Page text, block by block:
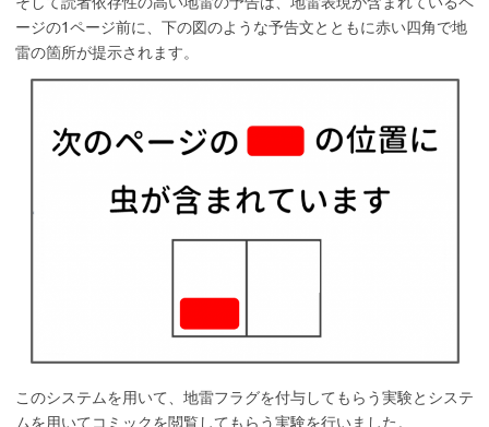
ージの1ページ前に、下の図のような予告文とともに赤い四角で地
雷の箇所が提示されます。
このシステムを用いて、地雷フラグを付与してもらう実験とシステ
ムを用いてコミックを閲覧してもらう実験を行いました。